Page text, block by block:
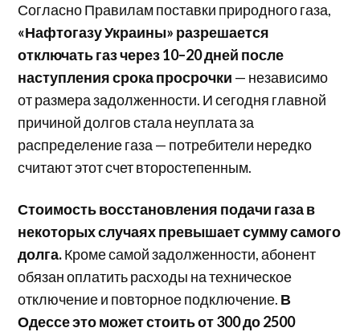
Согласно Правилам поставки природного газа,
«Нафтогазу Украины» разрешается
отключать газ через 10–20 дней после
наступления срока просрочки — независимо
от размера задолженности. И сегодня главной
причиной долгов стала неуплата за
распределение газа — потребители нередко
считают этот счет второстепенным.
Стоимость восстановления подачи газа в
некоторых случаях превышает сумму самого
долга.Кроме самой задолженности, абонент
обязан оплатить расходы на техническое
отключение и повторное подключение. В
Одессе это может стоить от 300 до 2500